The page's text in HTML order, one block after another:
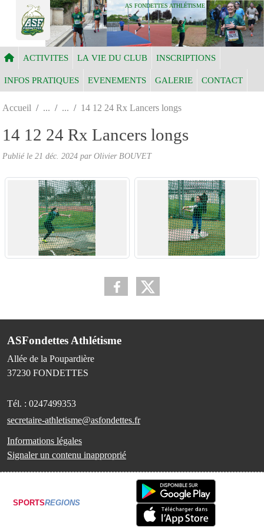
AS FONDETTES ATHLÉTISME
ACTIVITES LA VIE DU CLUB INSCRIPTIONS
INFOS PRATIQUES EVENEMENTS GALERIE CONTACT
Accueil 14 12 24 Rx Lancers longs
14 12 24 Rx Lancers longs
Publié le 21 déc. 2024 par Olivier BOUVET
ASFondettes Athlétisme
Allée de la Poupardière
37230 FONDETTES
Tél. : 0247499353
secretaire-athletisme@asfondettes.fr
Informations légales
Signaler un contenu inapproprié
SPORTSREGIONS
Panneau de gestion des cookies